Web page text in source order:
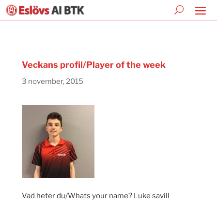
Veckans profil/Player of the week
3 november, 2015
Vad heter du/Whats your name? Luke savill